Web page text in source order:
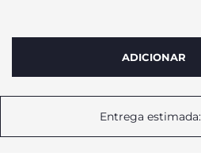
ADICIONAR
Entrega estimada: